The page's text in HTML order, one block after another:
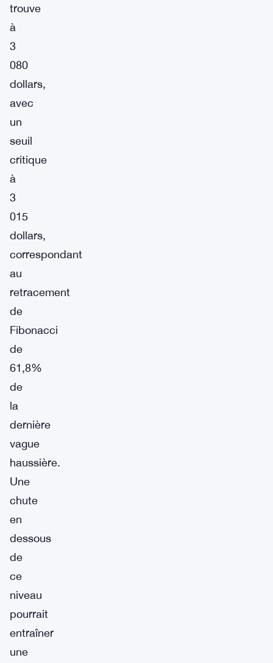
trouve
à
3
080
dollars,
avec
un
seuil
critique
à
3
015
dollars,
correspondant
au
retracement
de
Fibonacci
de
61,8%
de
la
dernière
vague
haussière.
Une
chute
en
dessous
de
ce
niveau
pourrait
entraîner
une